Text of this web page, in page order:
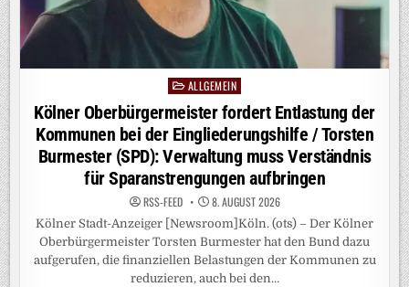
PostedALLGEMEIN
Kölner Oberbürgermeister fordert Entlastung der
Kommunen bei der Eingliederungshilfe / Torsten
Burmester (SPD): Verwaltung muss Verständnis
für Sparanstrengungen aufbringen
RSS-FEED 8. AUGUST 2026
Kölner Stadt-Anzeiger [Newsroom]Köln. (ots) – Der Kölner
Oberbürgermeister Torsten Burmester hat den Bund dazu
aufgerufen, die finanziellen Belastungen der Kommunen zu
reduzieren, auch bei den…